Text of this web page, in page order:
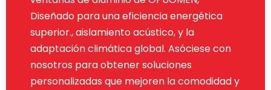
Diseñado para una eficiencia energética
superior., aislamiento acústico, y la
adaptación climática global. Asóciese con
nosotros para obtener soluciones
personalizadas que mejoren la comodidad y